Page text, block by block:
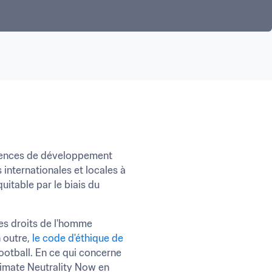
de développement
et locales à
par le biais du
droits de l'homme
outre, le code d'éthique de
En ce qui concerne
Neutrality Now en